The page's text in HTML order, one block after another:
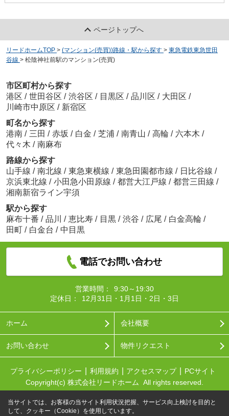
ページトップへ
リードホームTOP > (マンション(売買))路線・駅から探す > 東急電鉄東急世田
谷線 > 松陰神社前駅のマンション(売買)
市区町村から探す
港区 / 世田谷区 / 渋谷区 / 目黒区 / 品川区 / 大田区 /
川崎市中原区 / 新宿区
町名から探す
港南 / 三田 / 赤坂 / 白金 / 芝浦 / 南青山 / 高輪 / 六本木 /
代々木 / 南麻布
路線から探す
山手線 / 南北線 / 東急東横線 / 東急田園都市線 / 日比谷線 /
京浜東北線 / 小田急小田原線 / 都営大江戸線 / 都営三田線 /
湘南新宿ライン宇須
駅から探す
麻布十番 / 品川 / 恵比寿 / 目黒 / 渋谷 / 広尾 / 白金高輪 /
田町 / 白金台 / 中目黒
電話でお問い合わせ
営業時間：
9:30～19:30
定休日：
12月31日・1月1日・2日・3日
ホーム 会社概要
お問い合わせ 物件リクエスト
プライバシーポリシー 利用規約 アクセスマップ
PCサイト
Copyright(c) 株式会社リードホーム All rights reserved.
当サイトでは、お客様の当サイト利用状況把握、サービス向上検討を目的と
して、クッキー（Cookie）を使用しています。